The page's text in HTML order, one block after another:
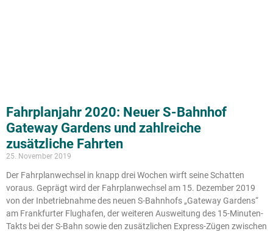
Fahrplanjahr 2020: Neuer S-Bahnhof
Gateway Gardens und zahlreiche
zusätzliche Fahrten
25. November 2019
Der Fahrplanwechsel in knapp drei Wochen wirft seine Schatten
voraus. Geprägt wird der Fahrplanwechsel am 15. Dezember 2019
von der Inbetriebnahme des neuen S-Bahnhofs „Gateway Gardens“
am Frankfurter Flughafen, der weiteren Ausweitung des 15-Minuten-
Takts bei der S-Bahn sowie den zusätzlichen Express-Zügen zwischen